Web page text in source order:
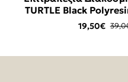
TURTLE
19,50€